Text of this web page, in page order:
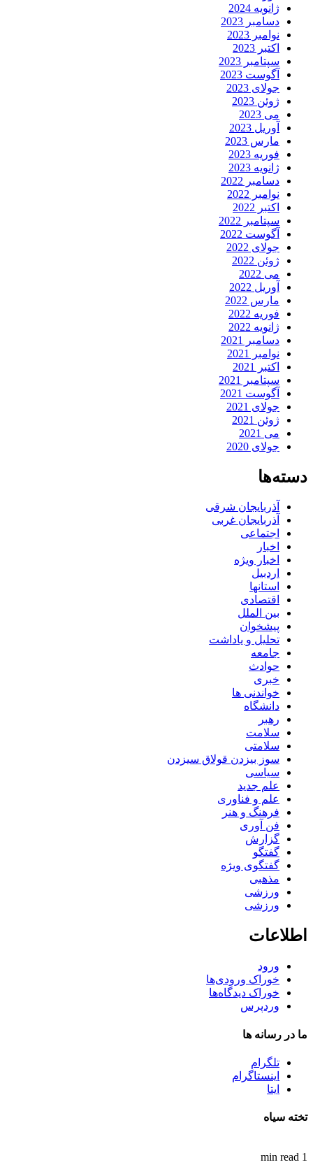
ژانویه 2024
دسامبر 2023
نوامبر 2023
اکتبر 2023
سپتامبر 2023
آگوست 2023
جولای 2023
ژوئن 2023
می 2023
آوریل 2023
مارس 2023
فوریه 2023
ژانویه 2023
دسامبر 2022
نوامبر 2022
اکتبر 2022
سپتامبر 2022
آگوست 2022
جولای 2022
ژوئن 2022
می 2022
آوریل 2022
مارس 2022
فوریه 2022
ژانویه 2022
دسامبر 2021
نوامبر 2021
اکتبر 2021
سپتامبر 2021
آگوست 2021
جولای 2021
ژوئن 2021
می 2021
جولای 2020
دسته‌ها
آذربایجان شرقی
آذربایجان غربی
اجتماعی
اخبار
اخبار ویژه
اردبیل
استانها
اقتصادی
بین الملل
پیشخوان
تحلیل و یاداشت
جامعه
حوادث
خبری
خواندنی ها
دانشگاه
رهبر
سلامت
سلامتی
سوز بیزدن قولاق سیزدن
سیاسی
علم جدید
علم و فناوری
فرهنگ و هنر
فن آوری
گزارش
گفتگو
گفتگوی ویژه
مذهبی
ورزشی
ورزشی
اطلاعات
ورود
خوراک ورودی‌ها
خوراک دیدگاه‌ها
وردپرس
ما در رسانه ها
تلگرام
اینستاگرام
ایتا
تخته سیاه
1 min read